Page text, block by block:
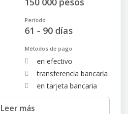
Período
61 - 90 días
Métodos de pago
en efectivo
transferencia bancaria
en tarjeta bancaria
Leer más